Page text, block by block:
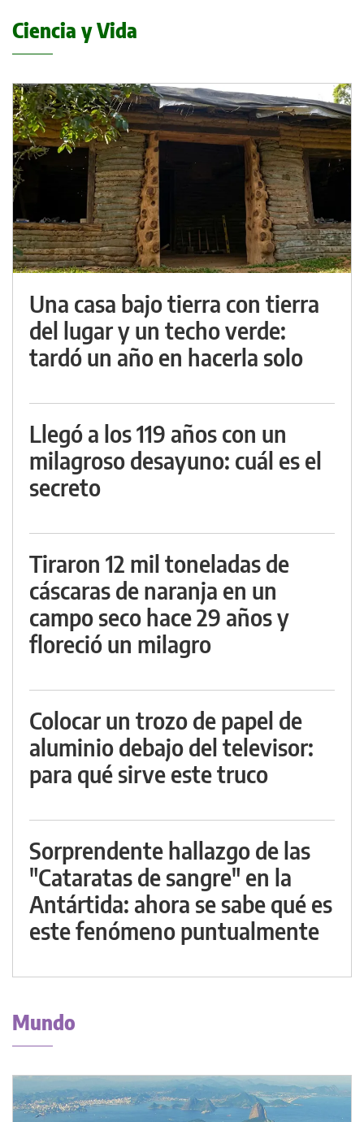
Ciencia y Vida
Una casa bajo tierra con tierra
del lugar y un techo verde:
tardó un año en hacerla solo
Llegó a los 119 años con un
milagroso desayuno: cuál es el
secreto
Tiraron 12 mil toneladas de
cáscaras de naranja en un
campo seco hace 29 años y
floreció un milagro
Colocar un trozo de papel de
aluminio debajo del televisor:
para qué sirve este truco
Sorprendente hallazgo de las
"Cataratas de sangre" en la
Antártida: ahora se sabe qué es
este fenómeno puntualmente
Mundo